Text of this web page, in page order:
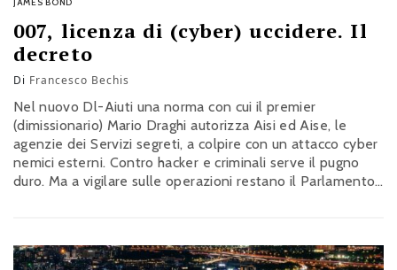
JAMES BOND
007, licenza di (cyber) uccidere. Il
decreto
Di Francesco Bechis
Nel nuovo Dl-Aiuti una norma con cui il premier
(dimissionario) Mario Draghi autorizza Aisi ed Aise, le
agenzie dei Servizi segreti, a colpire con un attacco cyber
nemici esterni. Contro hacker e criminali serve il pugno
duro. Ma a vigilare sulle operazioni restano il Parlamento